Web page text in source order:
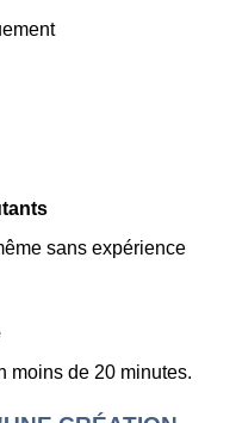
sans expérience
moins de 20 minutes.